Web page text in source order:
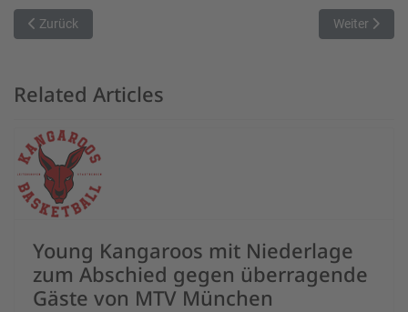
Vorheriger Beitrag: Niederlage im 1. Heimspiel des Post SVs gegen
Zurück Nächster
Weiter
Related Articles
Young Kangaroos mit Niederlage
zum Abschied gegen überragende
Gäste von MTV München